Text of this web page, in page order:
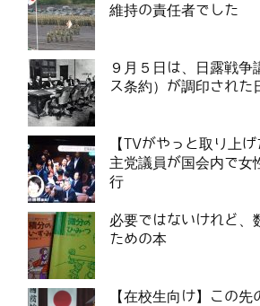
維持の責任者でした
９月５日は、日露戦争
ス条約）が調印された
【TVがやっと取り上
主党議員が国会内で女
行
必要ではないけれど、
ための本
【在校生向け】この